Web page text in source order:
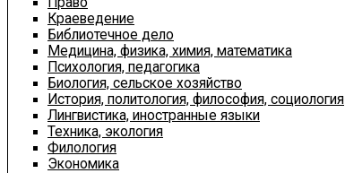
Краеведение
Библиотечное дело
Медицина, физика, химия, математика
Психология, педагогика
Биология, сельское хозяйство
История, политология, философия, социология
Лингвистика, иностранные языки
Техника, экология
Филология
Экономика